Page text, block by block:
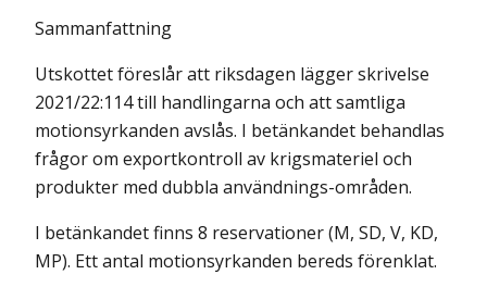
Sammanfattning
Utskottet föreslår att riksdagen lägger skrivelse
2021/22:114 till handlingarna och att samtliga
motionsyrkanden avslås. I betänkandet behandlas
frågor om exportkontroll av krigsmateriel och
produkter med dubbla användnings-områden.
I betänkandet finns 8 reservationer (M, SD, V, KD,
MP). Ett antal motionsyrkanden bereds förenklat.